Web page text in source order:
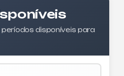
disponíveis para